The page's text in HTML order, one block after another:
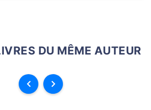
DU MÊME AUTEUR